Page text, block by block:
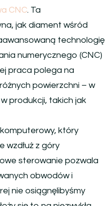
CNC. Ta
jak diament wśród
technologię
numerycznego (CNC)
praca polega na
powierzchni – w
produkcji, takich jak
który
wzdłuż z góry
sterowanie pozwala
obwodów i
nie osiągnęlibyśmy